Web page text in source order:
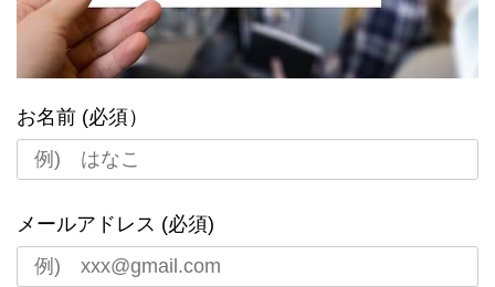
お名前 (必須）
メールアドレス (必須)